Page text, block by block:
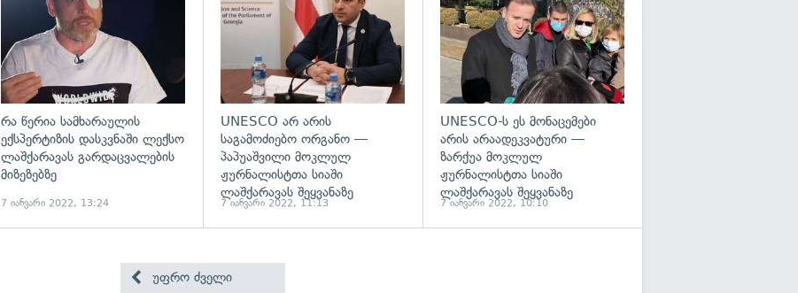
რა წერია სამხარაულის
ექსპერტიზის დასკვნაში ლექსო
ლაშქარავას გარდაცვალების
მიზეზებზე
7 იანვარი 2022, 13:24
UNESCO არ არის
საგამოძიებო ორგანო —
პაპუაშვილი მოკლულ
ჟურნალისტთა სიაში
ლაშქარავას შეყვანაზე
7 იანვარი 2022, 11:13
UNESCO-ს ეს მონაცემები
არის არაადეკვატური —
ზარქუა მოკლულ
ჟურნალისტთა სიაში
ლაშქარავას შეყვანაზე
7 იანვარი 2022, 10:10
უფრო ძველი